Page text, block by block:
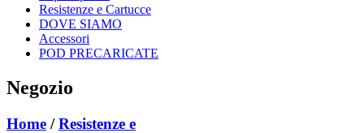
Resistenze e Cartucce
DOVE SIAMO
Accessori
POD PRECARICATE
Negozio
Home /Resistenze e